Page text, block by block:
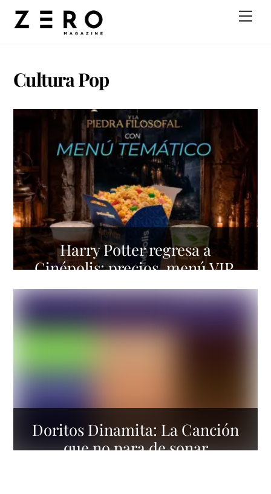
Cultura Pop
Harry Potter regresa a
Cinépolis: precios, menú VIP,
palomera y todo sobre el 25
aniversario
Doritos Dinamita: La Canción
que no para de sonar